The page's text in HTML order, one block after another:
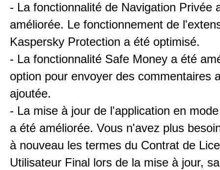
- La fonctionnalité de Navigation Privée
améliorée. Le fonctionnement de
Kaspersky Protection a été optimisé.
- La fonctionnalité Safe Money a été
option pour envoyer des commentaires
ajoutée.
- La mise à jour de l'application en
a été améliorée. Vous n'avez plus
à nouveau les termes du Contrat de
Utilisateur Final lors de la mise à jour,